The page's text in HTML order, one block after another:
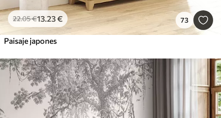
22.05€13.23€ 73
Paisaje japones